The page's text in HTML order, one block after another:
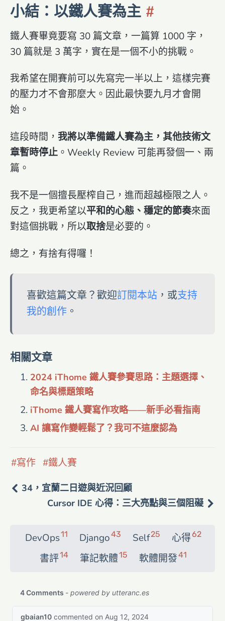
小結：以鐵人賽為主
鐵人賽畢竟要寫 30 篇文章，一篇算 1000 字，
30 篇就是 3 萬字，實在是一個不小的挑戰。
我希望在開賽前可以先寫完一半以上，這樣完賽
的壓力才不會那麼大。因此最快要九月才會開
始。
這段時間， 我將以準備鐵人賽為主，其他技術文
章暫時停止 。Weekly Review 可能再發個一、兩
篇。
我不是一個擅長壓榨自己，進而超越極限之人。
反之，我更希望以平和的心態、穩定的節奏來面
對這個挑戰，所以取捨是必要的。
總之，有捨有得囉！
喜歡這篇文章？歡迎訂閱本站，或支持
我的創作。
相關文章
2024 iThome 鐵人賽參賽思路：主題選擇、
命名與標題策略
iThome 鐵人賽寫作攻略——新手必看指南
AI 讓寫作變輕鬆了？我可不這麼認為
寫作 鐵人賽
34，宜蘭二日遊與近況回顧
Cursor IDE 心得：三大亮點與三個阻礙
DevOps11 Django43 Self25 心得62
書評14 筆記軟體15 軟體開發41